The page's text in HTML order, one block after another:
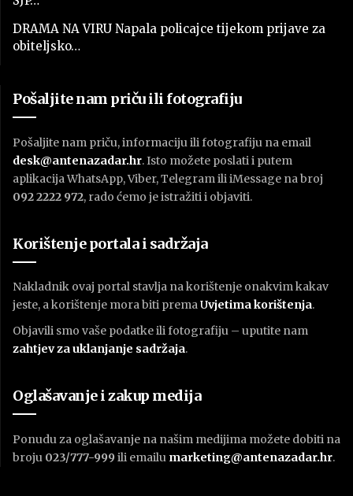
DRAMA NA VIRU Napala policajce tijekom prijave za
obiteljsko…
Pošaljite nam priču ili fotografiju
Pošaljite nam priču, informaciju ili fotografiju na email
desk@antenazadar.hr. Isto možete poslati i putem
aplikacija WhatsApp, Viber, Telegram ili iMessage na broj
092 2222 972, rado ćemo je istražiti i objaviti.
Korištenje portala i sadržaja
Nakladnik ovaj portal stavlja na korištenje onakvim kakav
jeste, a korištenje mora biti premaUvjetima korištenja.
Objavili smo vaše podatke ili fotografiju – uputite nam
zahtjev za uklanjanje sadržaja.
Oglašavanje i zakup medija
Ponudu za oglašavanje na našim medijima možete dobiti na
broju 023/777-999 ili emailu marketing@antenazadar.hr.